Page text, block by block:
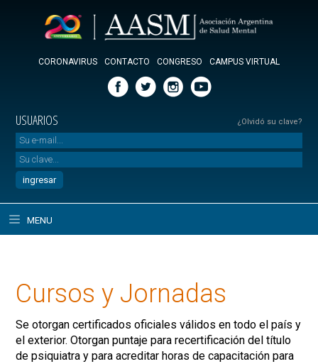
CORONAVIRUS CONTACTO CONGRESO CAMPUS VIRTUAL
USUARIOS ¿Olvidó su clave?
MENU
Cursos y Jornadas
Se otorgan certificados oficiales válidos en todo el país y
el exterior. Otorgan puntaje para recertificación del título
de psiquiatra y para acreditar horas de capacitación para